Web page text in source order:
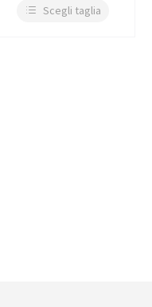
Scegli taglia